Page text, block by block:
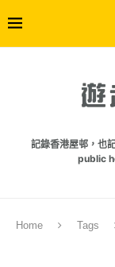
記錄香港屋邨，也
public
Home Tags